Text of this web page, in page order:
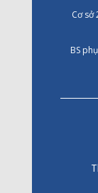
Cơ sở
BS